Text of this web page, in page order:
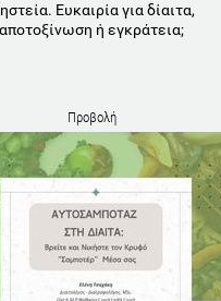
Ευκαιρία για δίαιτα,
αποτοξίνωση ή εγκράτεια;
Προβολή